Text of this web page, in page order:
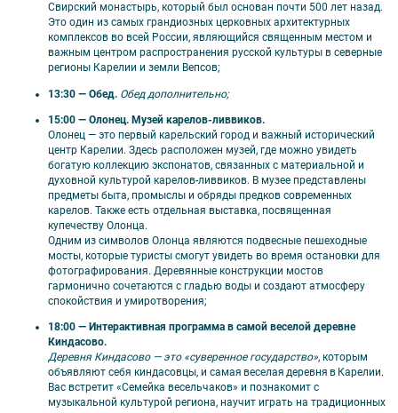
🎟️ В стоимость входит
местным гидом;
● Экскурсия по Олонецкому музею карелов-ливвиков;
● Входные билеты в Олонецкий музей;
● Интерактивная программа в веселой деревне Киндасово;
● Входные билеты в заповедник «Кивач»;
● Входные билеты на территорию вулкана Гирвас;
● Интерактивная экскурсия «Двор Халла: Живые традиции
Карелии» (включено: встреча с хранительницей традиций и
знакомство с легендой Двора Халла, экскурсия по аутентичной
карельской избе с погружением в быт и ремёсла, два мастер-
класса, рассказ о современном карельском дизайне в доме-
амбаре, танцы в народных костюмах, чаепитие с калитками,
прогулка по лесной тропе к озеру Урозеро с рассказом о
лесных духах, доступ к почте Деда Халла для отправки
● Входные билеты в горный парк «Рускеала»;
● Экскурсия по горному парку «Рускеала» с аттестованным
местным гидом;
● Экскурсия по Онежской набережной в Петрозаводске;
● Мастер-класс по приготовлению лохикейто;
● Мастер-класс по приготовлению красной рыбы на бревне;
Свирский монастырь, который был основан почти 500 лет назад.
Это один из самых грандиозных церковных архитектурных
комплексов во всей России, являющийся священным местом и
важным центром распространения русской культуры в северные
регионы Карелии и земли Вепсов;
13:30 — Обед. Обед дополнительно;
15:00 — Олонец. Музей карелов-ливвиков.
Олонец — это первый карельский город и важный исторический
центр Карелии. Здесь расположен музей, где можно увидеть
богатую коллекцию экспонатов, связанных с материальной и
духовной культурой карелов-ливвиков. В музее представлены
предметы быта, промыслы и обряды предков современных
карелов. Также есть отдельная выставка, посвященная
купечеству Олонца.
Одним из символов Олонца являются подвесные пешеходные
мосты, которые туристы смогут увидеть во время остановки для
фотографирования. Деревянные конструкции мостов
гармонично сочетаются с гладью воды и создают атмосферу
спокойствия и умиротворения;
18:00 — Интерактивная программа в самой веселой деревне
Киндасово.
Деревня Киндасово — это «суверенное государство», которым
объявляют себя киндасовцы, и самая веселая деревня в Карелии.
Вас встретит «Семейка весельчаков» и познакомит с
музыкальной культурой региона, научит играть на традиционных